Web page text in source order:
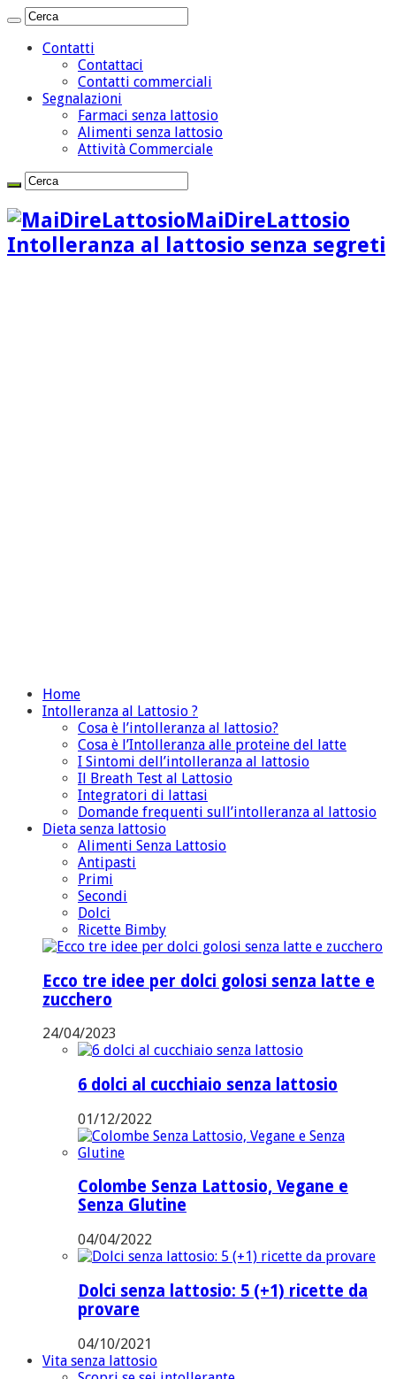
Contatti
Contattaci
Contatti commerciali
Segnalazioni
Farmaci senza lattosio
Alimenti senza lattosio
Attività Commerciale
MaiDireLattosio
Intolleranza al lattosio senza segreti
Home
Intolleranza al Lattosio ?
Cosa è l’intolleranza al lattosio?
Cosa è l’Intolleranza alle proteine del latte
I Sintomi dell’intolleranza al lattosio
Il Breath Test al Lattosio
Integratori di lattasi
Domande frequenti sull’intolleranza al lattosio
Dieta senza lattosio
Alimenti Senza Lattosio
Antipasti
Primi
Secondi
Dolci
Ricette Bimby
Ecco tre idee per dolci golosi senza latte e
zucchero
24/04/2023
6 dolci al cucchiaio senza lattosio
01/12/2022
Colombe Senza Lattosio, Vegane e
Senza Glutine
04/04/2022
Dolci senza lattosio: 5 (+1) ricette da
provare
04/10/2021
Vita senza lattosio